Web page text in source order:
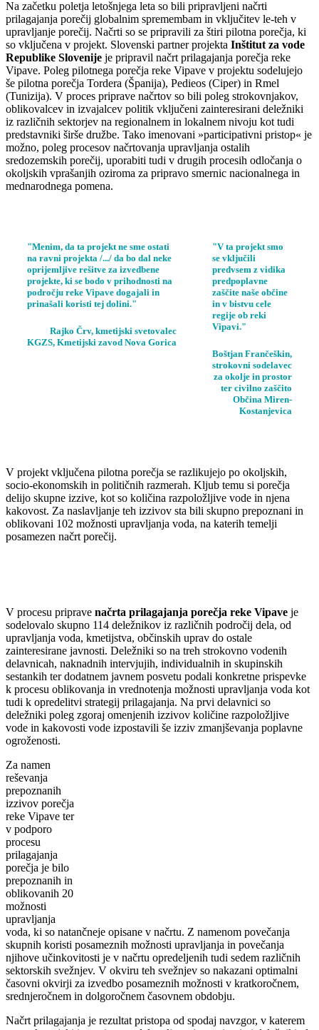
Na začetku poletja letošnjega leta so bili pripravljeni načrti
prilagajanja porečij globalnim spremembam in vključitev le-teh v
upravljanje porečij. Načrti so se pripravili za štiri pilotna porečja, ki
so vključena v projekt. Slovenski partner projekta Inštitut za vode
Republike Slovenije je pripravil načrt prilagajanja porečja reke
Vipave. Poleg pilotnega porečja reke Vipave v projektu sodelujejo
še pilotna porečja Tordera (Španija), Pedieos (Ciper) in Rmel
(Tunizija). V proces priprave načrtov so bili poleg strokovnjakov,
oblikovalcev in izvajalcev politik vključeni zainteresirani deležniki
iz različnih sektorjev na regionalnem in lokalnem nivoju kot tudi
predstavniki širše družbe. Tako imenovani »participativni pristop« je
možno, poleg procesov načrtovanja upravljanja ostalih
sredozemskih porečij, uporabiti tudi v drugih procesih odločanja o
okoljskih vprašanjih oziroma za pripravo smernic nacionalnega in
mednarodnega pomena.
"Menim, da ta projekt ne sme ostati
na ravni projekta /.../ da bo dal neke
oprijemljive rešitve za izvedbene
projekte, ki se bodo v prihodnosti na
področju reke Vipave dogajali in
prinašali koristi tej dolini."
Rajko Črv, kmetijski svetovalec
KGZS, Kmetijski zavod Nova Gorica
"V ta projekt smo
se vključili
predvsem z vidika
predpoplavne
zaščite naše občine
in v bistvu cele
regije ob reki
Vipavi."
Boštjan Frančeškin,
strokovni sodelavec
za okolje in prostor
ter civilno zaščito
Občina Miren-
Kostanjevica
V projekt vključena pilotna porečja se razlikujejo po okoljskih,
socio-ekonomskih in političnih razmerah. Kljub temu si porečja
delijo skupne izzive, kot so količina razpoložljive vode in njena
kakovost. Za naslavljanje teh izzivov sta bili skupno prepoznani in
oblikovani 102 možnosti upravljanja voda, na katerih temelji
posamezen načrt porečij.
V procesu priprave načrta prilagajanja porečja reke Vipave je
sodelovalo skupno 114 deležnikov iz različnih področij dela, od
upravljanja voda, kmetijstva, občinskih uprav do ostale
zainteresirane javnosti. Deležniki so na treh strokovno vodenih
delavnicah, naknadnih intervjujih, individualnih in skupinskih
sestankih ter dodatnem javnem posvetu podali konkretne prispevke
k procesu oblikovanja in vrednotenja možnosti upravljanja voda kot
tudi k opredelitvi strategij prilagajanja. Na prvi delavnici so
deležniki poleg zgoraj omenjenih izzivov količine razpoložljive
vode in kakovosti vode izpostavili še izziv zmanjševanja poplavne
ogroženosti.
Za namen
reševanja
prepoznanih
izzivov porečja
reke Vipave ter
v podporo
procesu
prilagajanja
porečja je bilo
prepoznanih in
oblikovanih 20
možnosti
upravljanja
voda, ki so natančneje opisane v načrtu. Z namenom povečanja
skupnih koristi posameznih možnosti upravljanja in povečanja
njihove učinkovitosti je v načrtu opredeljenih tudi sedem različnih
sektorskih svežnjev. V okviru teh svežnjev so nakazani optimalni
časovni okvirji za izvedbo posameznih možnosti v kratkoročnem,
srednjeročnem in dolgoročnem časovnem obdobju.
Načrt prilagajanja je rezultat pristopa od spodaj navzgor, v katerem